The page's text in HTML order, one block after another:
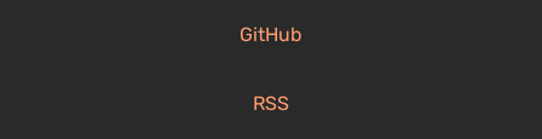
GitHub
RSS